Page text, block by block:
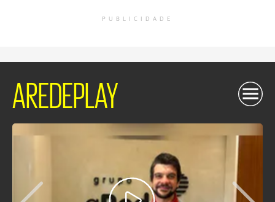
PUBLICIDADE
AREDEPLAY